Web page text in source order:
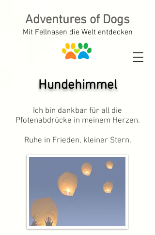
Adventures of Dogs
Mit Fellnasen die Welt entdecken
Hundehimmel
Ich bin dankbar für all die
Pfotenabdrücke in meinem Herzen.
Ruhe in Frieden, kleiner Stern.